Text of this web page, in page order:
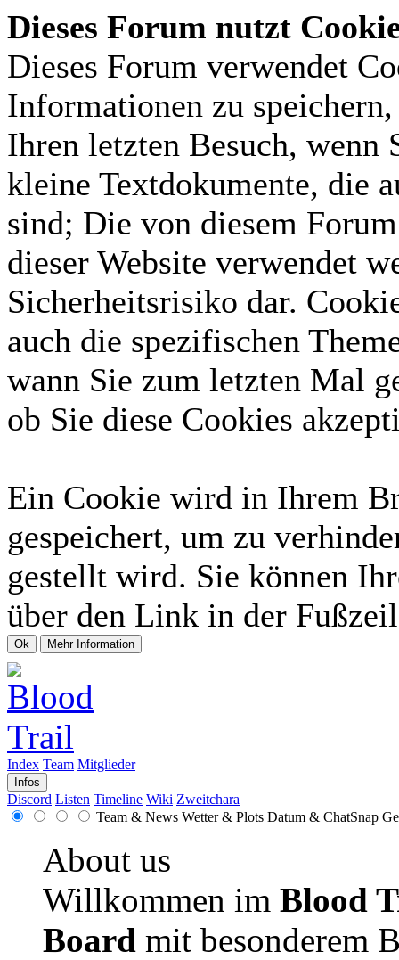
Dieses Forum nutzt
Dieses Forum verwendet
Informationen zu
Ihren letzten Besuch, wenn
kleine Textdokumente, die
sind; Die von diesem
dieser Website verwendet
Sicherheitsrisiko dar.
auch die spezifischen
wann Sie zum letzten Mal
ob Sie diese Cookies
Ein Cookie wird in Ihrem
gespeichert, um zu
gestellt wird. Sie können
über den Link in der
Index Team Mitglieder
Infos
Discord Listen Timeline Wiki Zweitchara
Team & News Wetter & Plots Datum & ChatSnap
About us
Willkommen im Blood
Board mit besonderem